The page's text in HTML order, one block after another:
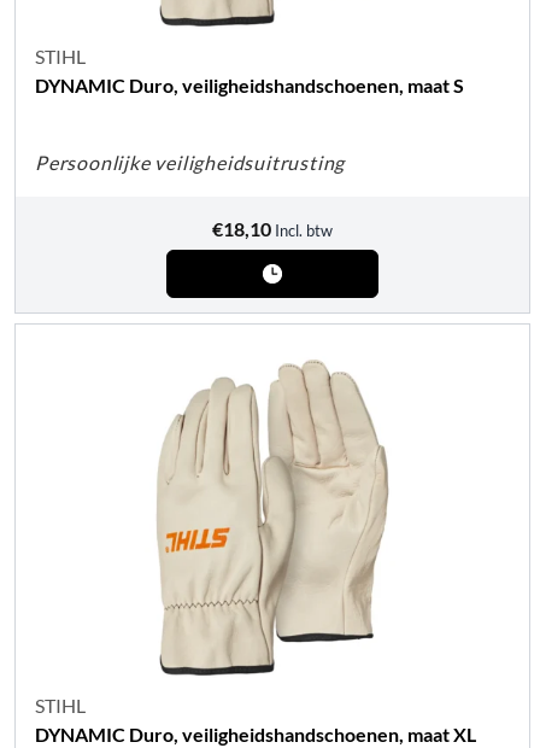
STIHL
DYNAMIC Duro, veiligheidshandschoenen, maat S
Persoonlijke veiligheidsuitrusting
€18,10 Incl. btw
STIHL
DYNAMIC Duro, veiligheidshandschoenen, maat XL